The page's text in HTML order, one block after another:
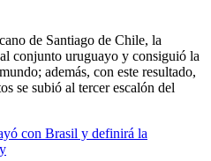
de Santiago de Chile, la
conjunto uruguayo y consiguió la
además, con este resultado,
se subió al tercer escalón del